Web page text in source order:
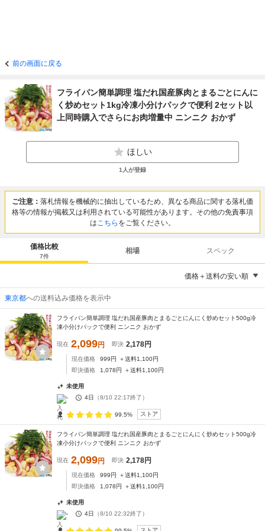
前の画面に戻る
フライパン簡単調理 塩だれ国産豚肉とまるごとにんに
く炒めセット1kg冷凍小分けパックで便利 2セット以
上同時購入でさらにお肉増量中 ニンニク おかず
ほしい
1 人が登録
ご注意： 落札情報を機械的に抽出しているため、異なる商品に関する落札価
格等の情報が掲載又は利用されている可能性があります。その他の免責事項
はこちら をご覧ください。
価格比較
7件
相場 スペック
価格＋送料の安い順
東京都への送料込み価格を表示中
フライパン簡単調理 塩だれ国産豚肉とまるごとにんにく炒めセット500g冷
凍小分けパックで便利 ニンニク おかず
現在 2,099円 即決 2,178円
現在価格 999円 ＋送料1,100円
即決価格
1,078円 ＋送料1,100円
未使用
-
4日 （8/10 22:17終了）
99.5% ストア
フライパン簡単調理 塩だれ国産豚肉とまるごとにんにく炒めセット500g冷
凍小分けパックで便利 ニンニク おかず
現在 2,099円 即決 2,178円
現在価格 999円 ＋送料1,100円
即決価格
1,078円 ＋送料1,100円
未使用
-
4日 （8/10 22:32終了）